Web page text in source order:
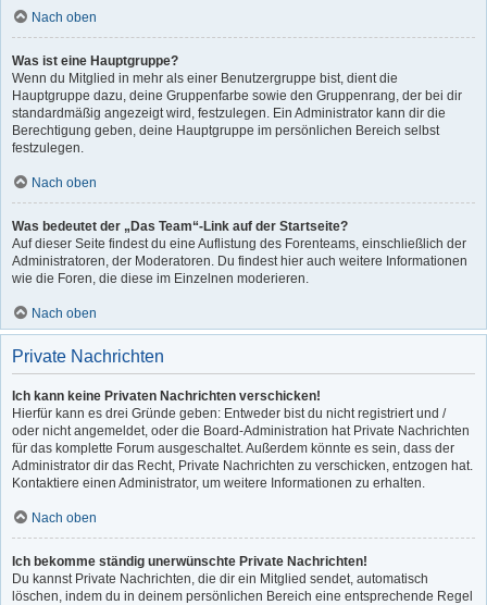
Nach oben
Was ist eine Hauptgruppe?
Wenn du Mitglied in mehr als einer Benutzergruppe bist, dient die
Hauptgruppe dazu, deine Gruppenfarbe sowie den Gruppenrang, der bei dir
standardmäßig angezeigt wird, festzulegen. Ein Administrator kann dir die
Berechtigung geben, deine Hauptgruppe im persönlichen Bereich selbst
festzulegen.
Nach oben
Was bedeutet der „Das Team“-Link auf der Startseite?
Auf dieser Seite findest du eine Auflistung des Forenteams, einschließlich der
Administratoren, der Moderatoren. Du findest hier auch weitere Informationen
wie die Foren, die diese im Einzelnen moderieren.
Nach oben
Private Nachrichten
Ich kann keine Privaten Nachrichten verschicken!
Hierfür kann es drei Gründe geben: Entweder bist du nicht registriert und /
oder nicht angemeldet, oder die Board-Administration hat Private Nachrichten
für das komplette Forum ausgeschaltet. Außerdem könnte es sein, dass der
Administrator dir das Recht, Private Nachrichten zu verschicken, entzogen hat.
Kontaktiere einen Administrator, um weitere Informationen zu erhalten.
Nach oben
Ich bekomme ständig unerwünschte Private Nachrichten!
Du kannst Private Nachrichten, die dir ein Mitglied sendet, automatisch
löschen, indem du in deinem persönlichen Bereich eine entsprechende Regel